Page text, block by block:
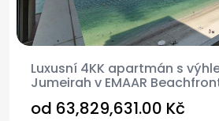
Luxusní 4KK apartmán s
Jumeirah v EMAAR
od 63,829,631.00 Kč